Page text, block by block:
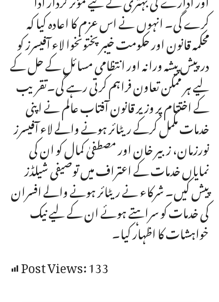
کرے گی۔ انہوں نے اس عزم کا اعادہ کیا کہ
محکمہ قانون اور حکومت خیبر پختونخوا لاء آفیسرز کو
درپیش پیشہ ورانہ اور انتظامی مسائل کے حل کے
لیے ہر ممکن تعاون فراہم کرتی رہے گی۔تقریب
کے اختتام پر وزیر قانون آفتاب عالم نے اپنی
خدمات مکمل کرکے ریٹائر ہونے والے لاء آفیسرز
نورزمان، زبیر خان اور مصطفیٰ کمال کو ان کی
نمایاں خدمات کے اعتراف میں توصیفی شیلڈز
پیش کیں۔ شرکاء نے ریٹائر ہونے والے افسران
کی خدمات کو سراہتے ہوئے ان کے لیے نیک
خواہشات کا اظہار کیا۔
Post Views:133